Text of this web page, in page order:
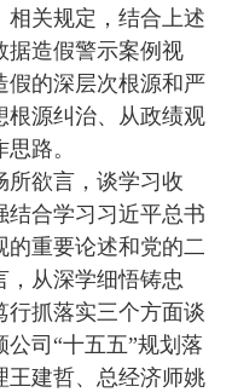
相关规定，结合上述
据造假警示案例视
假的深层次根源和严
根源纠治、从政绩观
路。
欲言，谈学习收
结合学习习近平总书
的重要论述和党的二
，从深学细悟铸忠
行抓落实三个方面谈
司“十五五”规划落
王建哲、总经济师姚